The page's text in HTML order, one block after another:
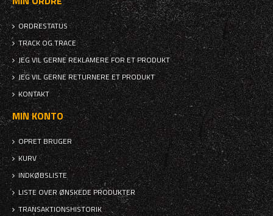
ORDRESTATUS
TRACK OG TRACE
JEG VIL GERNE REKLAMERE FOR ET PRODUKT
JEG VIL GERNE RETURNERE ET PRODUKT
KONTAKT
MIN KONTO
OPRET BRUGER
KURV
INDKØBSLISTE
LISTE OVER ØNSKEDE PRODUKTER
TRANSAKTIONSHISTORIK